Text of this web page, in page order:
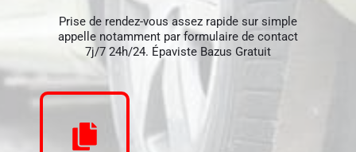
Prise de rendez-vous assez rapide sur simple
appelle notamment par formulaire de contact
7j/7 24h/24. Épaviste Bazus Gratuit